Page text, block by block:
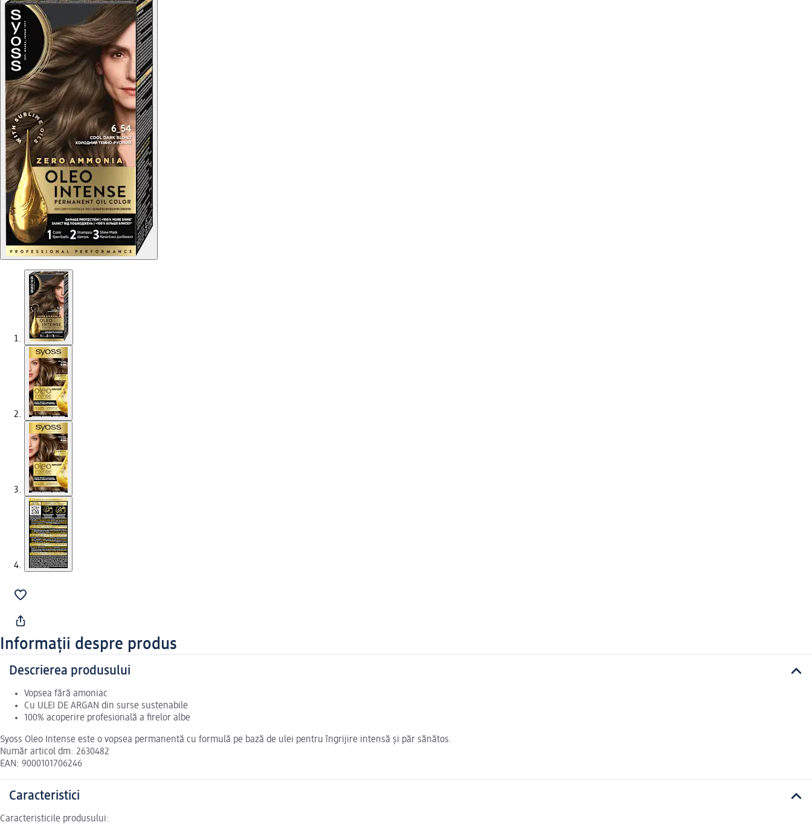
Informații despre produs
Descrierea produsului
Vopsea fără amoniac
Cu ULEI DE ARGAN din surse sustenabile
100% acoperire profesională a firelor albe
Syoss Oleo Intense este o vopsea permanentă cu formulă pe bază de ulei pentru îngrijire intensă și păr sănătos.
Număr articol dm: 2630482
EAN: 9000101706246
Caracteristici
Caracteristicile produsului: